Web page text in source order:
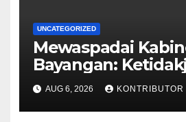
UNCATEGORIZED
Mewaspadai
Bayangan:
Legitimasi Moral
Representasi
AUG 6, 2026 KONTRIBUTOR